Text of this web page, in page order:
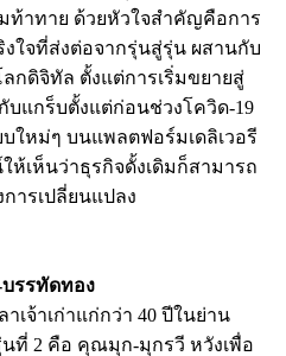
ท้าทาย ด้วยหัวใจสำคัญคือการ
จที่ส่งต่อจากรุ่นสู่รุ่น ผสานกับ
กดิจิทัล ตั้งแต่การเริ่มขยายสู่
บแกร็บตั้งแต่ก่อนช่วงโควิด-19
ใหม่ๆ บนแพลตฟอร์มเดลิเวอรี
ห้เห็นว่าธุรกิจดั้งเดิมก็สามารถ
ารเปลี่ยนแปลง
รรทัดทอง
าเจ้าเก่าแก่กว่า 40 ปีในย่าน
ที่ 2 คือ คุณมุก-มุกรวี หวังเพื่อ